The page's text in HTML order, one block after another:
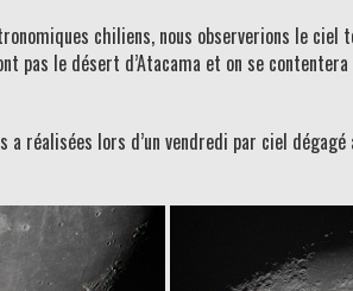
chiliens, nous observerions le ciel
pas le désert d’Atacama et on se
réalisées lors d’un vendredi par ciel